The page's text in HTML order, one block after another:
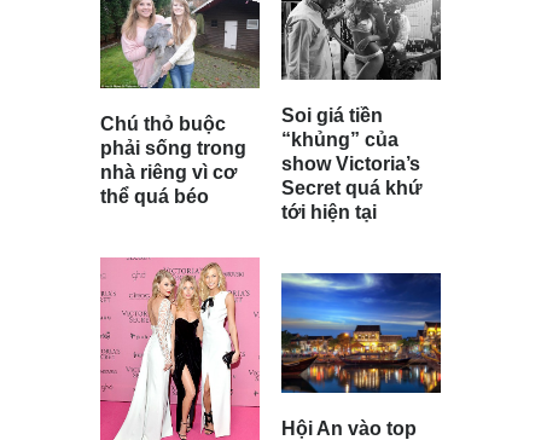
Chú thỏ buộc
phải sống trong
nhà riêng vì cơ
thể quá béo
Soi giá tiền
“khủng” của
show Victoria’s
Secret quá khứ
tới hiện tại
Hội An vào top